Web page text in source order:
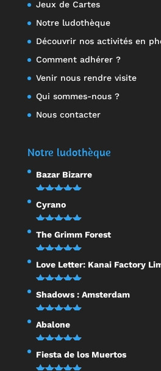
Jeux de Cartes
Notre ludothèque
Découvrir nos activités en
Comment adhérer ?
Venir nous rendre visite
Qui sommes-nous ?
Nous contacter
Notre ludothèque
Bazar Bizarre
Note5.00
sur 5
Cyrano
Note5.00
sur 5
The Grimm Forest
Note 5.00
sur 5
Love Letter: Kanai Factory
Note5.00
sur 5
Shadows : Amsterdam
Note5.00
sur 5
Abalone
Note5.00
sur 5
Fiesta de los Muertos